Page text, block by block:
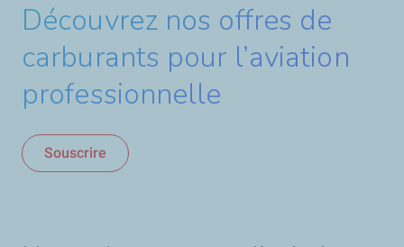
Découvrez nos offres de
carburants pour l’aviation
professionnelle
Souscrire